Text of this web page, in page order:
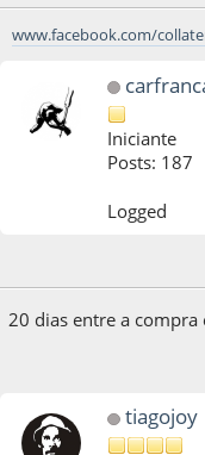
www.facebook.com/
Iniciante
Posts: 187
Logged
20 dias entre a compra
tiagojoy